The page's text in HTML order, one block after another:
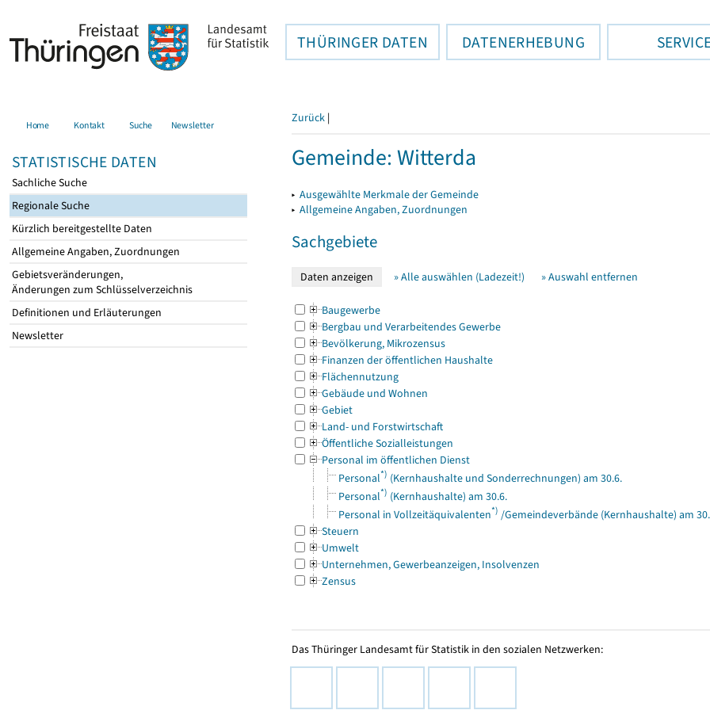
THÜRINGER DATEN DATENERHEBUNG
Home Kontakt Suche Newsletter
STATISTISCHE DATEN
Sachliche Suche
Regionale Suche
Kürzlich bereitgestellte Daten
Allgemeine Angaben, Zuordnungen
Gebietsveränderungen,
Änderungen zum Schlüsselverzeichnis
Definitionen und Erläuterungen
Newsletter
Zurück |
Gemeinde: Witterda
▸ Ausgewählte Merkmale der Gemeinde
▸ Allgemeine Angaben, Zuordnungen
Sachgebiete
» Alle auswählen (Ladezeit!) » Auswahl entfernen
Baugewerbe
Bergbau und Verarbeitendes Gewerbe
Bevölkerung, Mikrozensus
Finanzen der öffentlichen Haushalte
Flächennutzung
Gebäude und Wohnen
Gebiet
Land- und Forstwirtschaft
Öffentliche Sozialleistungen
Personal im öffentlichen Dienst
Personal*) (Kernhaushalte und Sonderrechnungen) am 30.6.
Personal*) (Kernhaushalte) am 30.6.
Personal in Vollzeitäquivalenten*) /Gemeindeverbände (Kernhaushalte) am
Steuern
Umwelt
Unternehmen, Gewerbeanzeigen, Insolvenzen
Zensus
Das Thüringer Landesamt für Statistik in den sozialen Netzwerken: